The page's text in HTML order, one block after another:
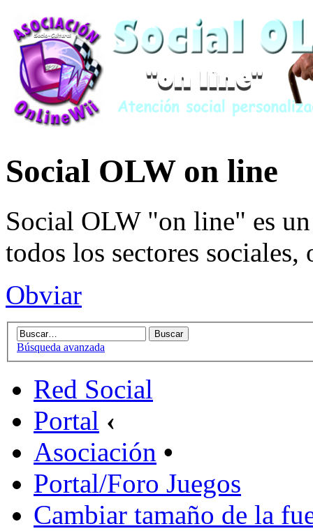
Social OLW on line
Social OLW "on line" es
todos los sectores sociales,
Obviar
Búsqueda avanzada
Red Social
Portal ‹
Asociación •
Portal/Foro Juegos
Cambiar tamaño de la